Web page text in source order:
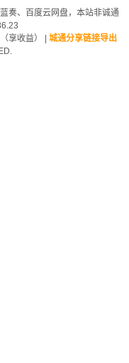
奏、 百度云网盘，本站非诚通
（享收益）
城通分享链接导出